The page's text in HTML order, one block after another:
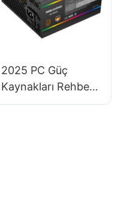
2025 PC Güç
Kaynakları Rehberi:
NAS Sisteminiz İçin